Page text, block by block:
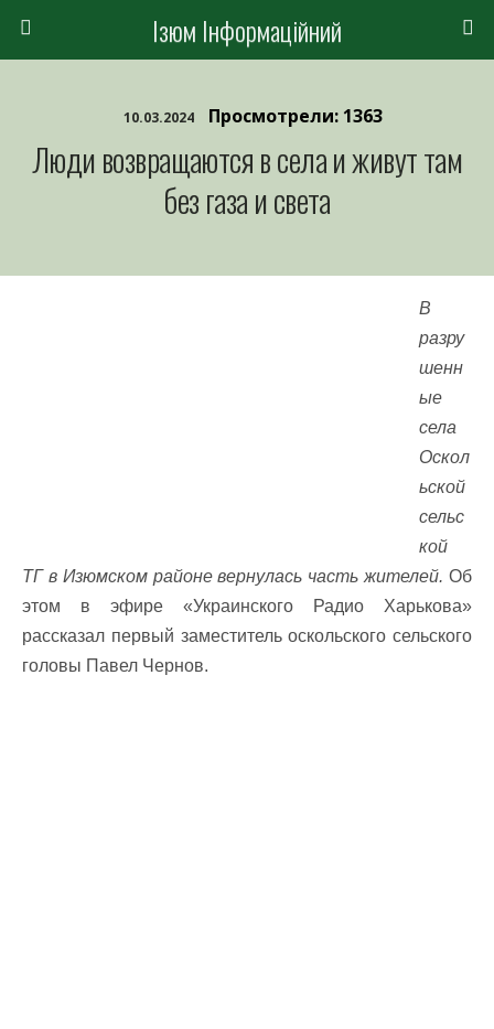
Ізюм Інформаційний
10.03.2024 Просмотрели: 1363
Люди возвращаются в села и живут там
без газа и света
В
разру
шенн
ые
села
Оскол
ьской
сельс
кой
ТГ в Изюмском районе вернулась часть жителей. Об
этом в эфире «Украинского Радио Харькова»
рассказал первый заместитель оскольского сельского
головы Павел Чернов.